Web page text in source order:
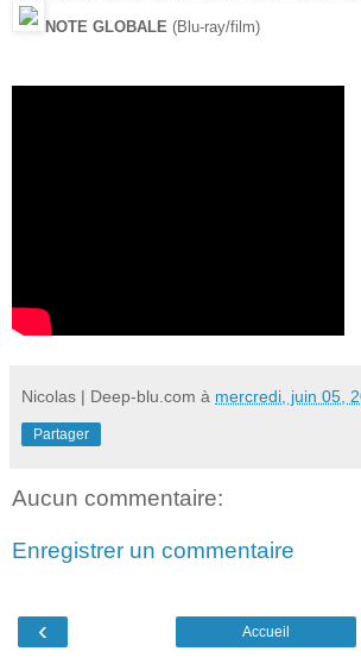
NOTE GLOBALE (Blu-ray/film)
Nicolas | Deep-blu.com à mercredi, juin 05,
Partager
Aucun commentaire:
Enregistrer un commentaire
‹ Accueil